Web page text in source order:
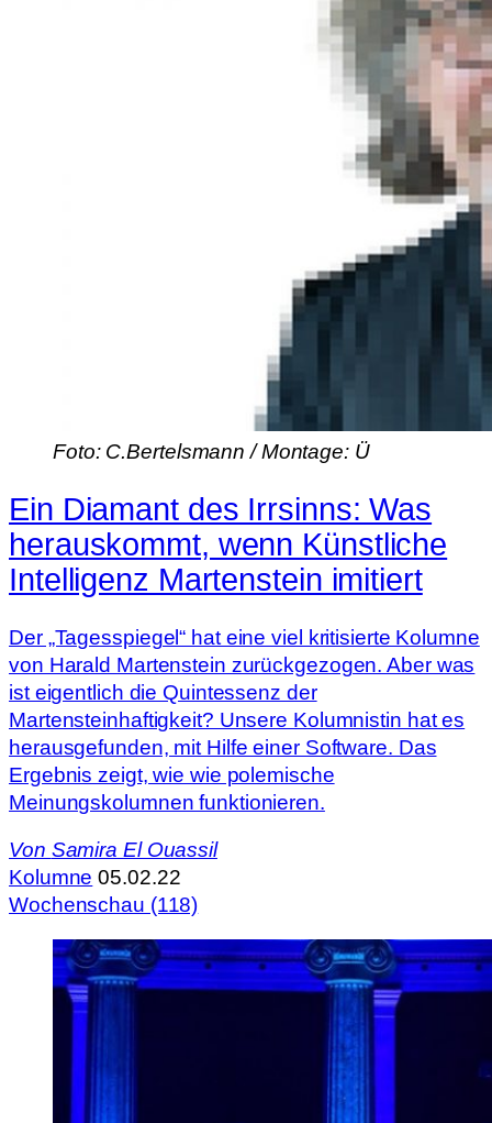
Foto: C.Bertelsmann / Montage: Ü
Ein Diamant des Irrsinns: Was
herauskommt, wenn Künstliche
Intelligenz Martenstein imitiert
Der „Tagesspiegel“ hat eine viel kritisierte Kolumne
von Harald Martenstein zurückgezogen. Aber was
ist eigentlich die Quintessenz der
Martensteinhaftigkeit? Unsere Kolumnistin hat es
herausgefunden, mit Hilfe einer Software. Das
Ergebnis zeigt, wie wie polemische
Meinungskolumnen funktionieren.
Von Samira El Ouassil
Kolumne 05.02.22
Wochenschau (118)